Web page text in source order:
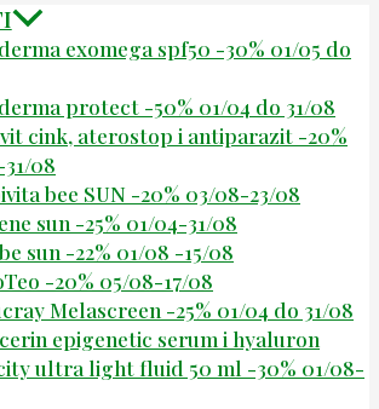
exomega spf50 -30% 01/05 do
protect -50% 01/04 do 31/08
cink, aterostop i antiparazit -20%
08
bee SUN -20% 03/08-23/08
sun -25% 01/04-31/08
sun -22% 01/08 -15/08
-20% 05/08-17/08
Melascreen -25% 01/04 do 31/08
epigenetic serum i hyaluron
ultra light fluid 50 ml -30% 01/08-